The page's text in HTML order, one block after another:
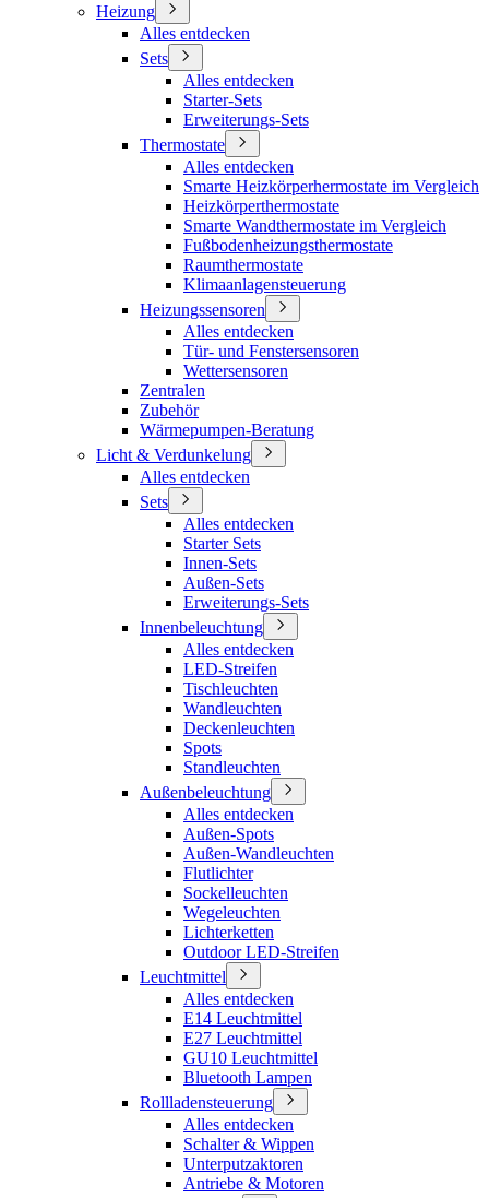
Heizung
Alles entdecken
Sets
Alles entdecken
Starter-Sets
Erweiterungs-Sets
Thermostate
Alles entdecken
Smarte Heizkörperhermostate im Vergleich
Heizkörperthermostate
Smarte Wandthermostate im Vergleich
Fußbodenheizungsthermostate
Raumthermostate
Klimaanlagensteuerung
Heizungssensoren
Alles entdecken
Tür- und Fenstersensoren
Wettersensoren
Zentralen
Zubehör
Wärmepumpen-Beratung
Licht & Verdunkelung
Alles entdecken
Sets
Alles entdecken
Starter Sets
Innen-Sets
Außen-Sets
Erweiterungs-Sets
Innenbeleuchtung
Alles entdecken
LED-Streifen
Tischleuchten
Wandleuchten
Deckenleuchten
Spots
Standleuchten
Außenbeleuchtung
Alles entdecken
Außen-Spots
Außen-Wandleuchten
Flutlichter
Sockelleuchten
Wegeleuchten
Lichterketten
Outdoor LED-Streifen
Leuchtmittel
Alles entdecken
E14 Leuchtmittel
E27 Leuchtmittel
GU10 Leuchtmittel
Bluetooth Lampen
Rollladensteuerung
Alles entdecken
Schalter & Wippen
Unterputzaktoren
Antriebe & Motoren